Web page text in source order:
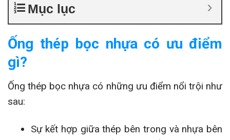
Mục lục
Ống thép bọc nhựa có ưu điểm
gì?
Ống thép bọc nhựa có những ưu điểm nổi trội như
sau:
Sự kết hợp giữa thép bên trong và nhựa bên